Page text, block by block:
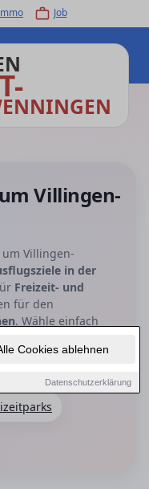
Cookies ablehnen
Datenschutzerklärung
Job
Villingen-
Villingen-
in der
Freizeit- und
für den
. Wähle einfach
Aktivitäten –
oder